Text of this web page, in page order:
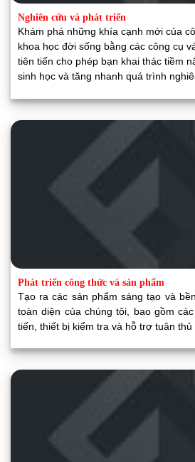
Nghiên cứu và phát triển
Khám phá những khía cạnh mới của
khoa học đời sống bằng các công cụ
tiên tiến cho phép bạn khai thác tiềm
sinh học và tăng nhanh quá trình
Phát triển công thức và sản phẩm
Tạo ra các sản phẩm sáng tạo và
toàn diện của chúng tôi, bao gồm
tiến, thiết bị kiểm tra và hỗ trợ tuân thủ